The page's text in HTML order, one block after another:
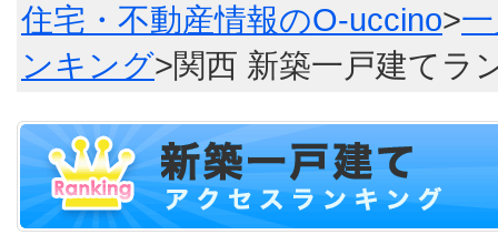
住宅・不動産情報のO-uccino>
ンキング>関西 新築一戸建てラ